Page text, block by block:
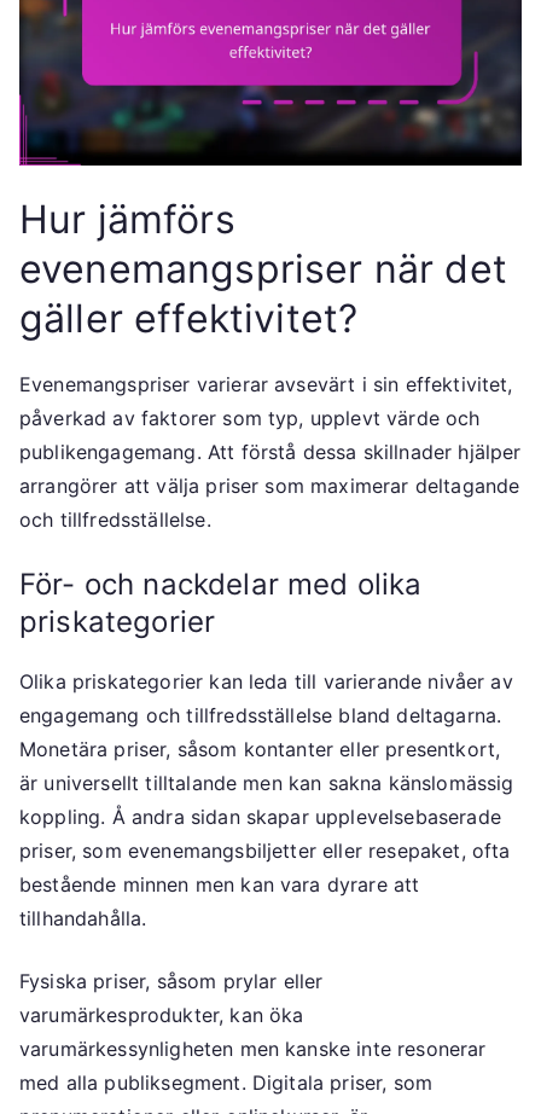
Hur jämförs
evenemangspriser när det
gäller effektivitet?
Evenemangspriser varierar avsevärt i sin effektivitet,
påverkad av faktorer som typ, upplevt värde och
publikengagemang. Att förstå dessa skillnader hjälper
arrangörer att välja priser som maximerar deltagande
och tillfredsställelse.
För- och nackdelar med olika
priskategorier
Olika priskategorier kan leda till varierande nivåer av
engagemang och tillfredsställelse bland deltagarna.
Monetära priser, såsom kontanter eller presentkort,
är universellt tilltalande men kan sakna känslomässig
koppling. Å andra sidan skapar upplevelsebaserade
priser, som evenemangsbiljetter eller resepaket, ofta
bestående minnen men kan vara dyrare att
tillhandahålla.
Fysiska priser, såsom prylar eller
varumärkesprodukter, kan öka
varumärkessynligheten men kanske inte resonerar
med alla publiksegment. Digitala priser, som